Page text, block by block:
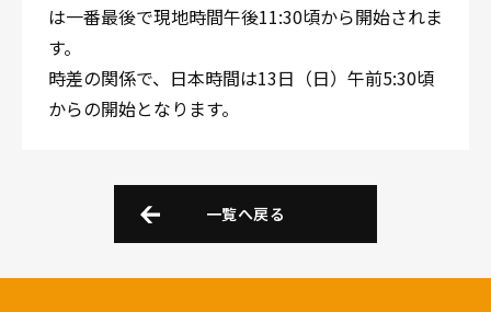
は一番最後で現地時間午後11:30頃から開始されま
す。
時差の関係で、日本時間は13日（日）午前5:30頃
からの開始となります。
一覧へ戻る